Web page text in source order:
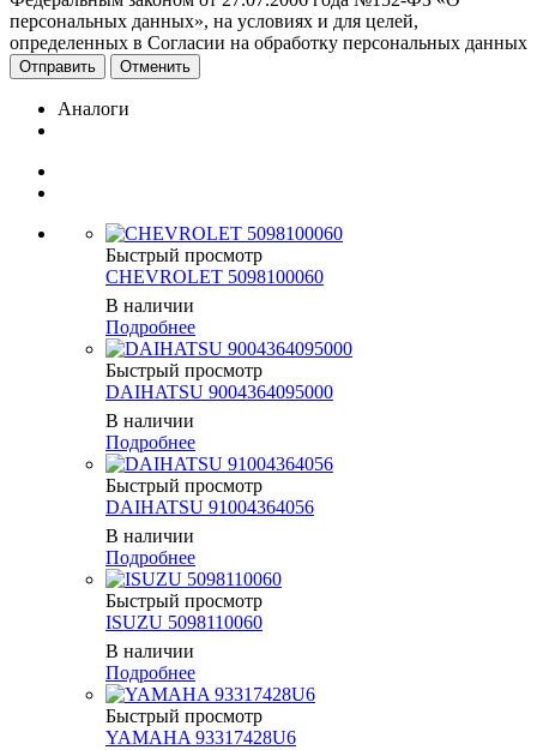
персональных данных», на условиях и для целей,
определенных в Согласии на обработку персональных данных
Отменить
Аналоги
Быстрый просмотр
CHEVROLET 5098100060
В наличии
Подробнее
Быстрый просмотр
DAIHATSU 9004364095000
В наличии
Подробнее
Быстрый просмотр
DAIHATSU 91004364056
В наличии
Подробнее
Быстрый просмотр
ISUZU 5098110060
В наличии
Подробнее
Быстрый просмотр
YAMAHA 93317428U6